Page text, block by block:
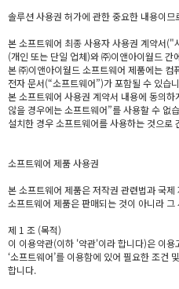
솔루션 사용권 허가에 관한 중요한 내용이
본 소프트웨어 최종 사용자 사용권 계약서
(개인 또는 단일 업체)와 ㈜이앤아이월드 간
본 ㈜이앤아이월드 소프트웨어 제품에는 컴
전자 문서(“소프트웨어”)가 포함될 수 있습
본 소프트웨어 사용권 계약서 내용에 동의
않을 경우에는 소프트웨어”를 사용할 수 없
설치한 경우 소프트웨어를 사용하는 것으로
소프트웨어 제품 사용권
본 소프트웨어 제품은 저작권 관련법과 국
소프트웨어 제품은 판매되는 것이 아니라
제 1 조 (목적)
이 이용약관(이하 '약관'이라 합니다)은 이용
‘소프트웨어’를 이용함에 있어 필요한 조건
합니다.